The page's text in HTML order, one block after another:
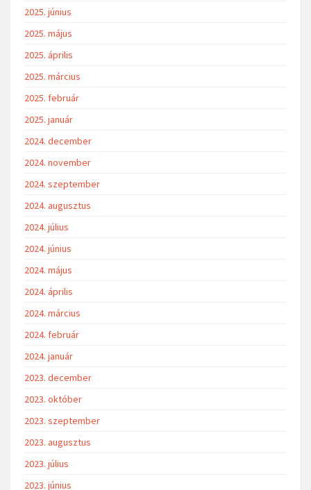
2025. június
2025. május
2025. április
2025. március
2025. február
2025. január
2024. december
2024. november
2024. szeptember
2024. augusztus
2024. július
2024. június
2024. május
2024. április
2024. március
2024. február
2024. január
2023. december
2023. október
2023. szeptember
2023. augusztus
2023. július
2023. június